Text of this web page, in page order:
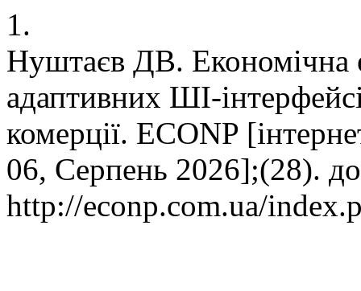
1.
Нуштаєв ДВ. Економічна
адаптивних ШІ-
комерції. ECONP
06, Серпень 2026];(28).
http://econp.com.ua/